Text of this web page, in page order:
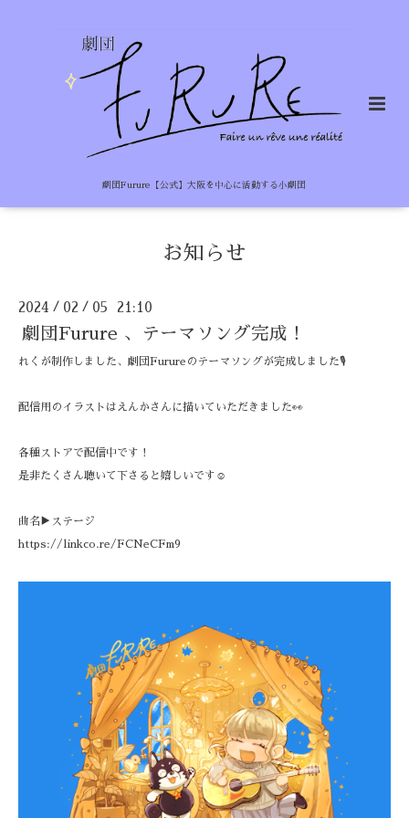
劇団Furure【公式】大阪を中心に活動する小劇団
お知らせ
2024 / 02 / 05 21:10
劇団Furure 、テーマソング完成！
れくが制作しました、劇団Furureのテーマソングが完成しました🎙️
配信用のイラストはえんかさんに描いていただきました👀
各種ストアで配信中です！
是非たくさん聴いて下さると嬉しいです☺️
曲名▶️ステージ
https://linkco.re/FCNeCFm9